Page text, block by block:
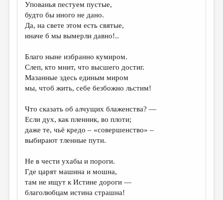
ДЕТСКАЯ КОМНАТА
КНИЖНАЯ ПОЛКА
СТРАНИЦЫ ПАМЯТИ
ОБЪЯВЛЕНИЯ
РЕДКОЛЛЕГИЯ
ОТ РЕДАКЦИИ
ЭССЕИСТИКА
ЛИТЕРАТУРОВЕДЕНИЕ
Упованья пестуем пустые,
будто бы иного не дано.
Да, на свете этом есть святые,
иначе б мы вымерли давно!..
Благо ныне избранно кумиром.
Слеп, кто мнит, что высшего достиг.
Мазанные здесь единым миром
мы, чтоб жить, себе безбожно льстим!
Что сказать об алчущих блаженства? —
Если дух, как пленник, во плоти;
даже те, чьё кредо – «совершенство» –
выбирают тленные пути.
Не в чести ухабы и пороги.
Где царят машина и мошна,
там не ищут к Истине дороги —
благолюбцам истина страшна!